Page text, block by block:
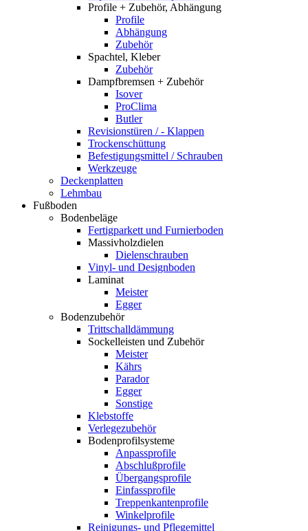
Profile + Zubehör, Abhängung
Profile
Abhängung
Zubehör
Spachtel, Kleber
Zubehör
Dampfbremsen + Zubehör
Isover
ProClima
Butler
Revisionstüren / - Klappen
Trockenschüttung
Befestigungsmittel / Schrauben
Werkzeuge
Deckenplatten
Lehmbau
Fußboden
Bodenbeläge
Fertigparkett und Furnierboden
Massivholzdielen
Dielenschrauben
Vinyl- und Designboden
Laminat
Meister
Egger
Bodenzubehör
Trittschalldämmung
Sockelleisten und Zubehör
Meister
Kährs
Parador
Egger
Sonstige
Klebstoffe
Verlegezubehör
Bodenprofilsysteme
Anpassprofile
Abschlußprofile
Übergangsprofile
Einfassprofile
Treppenkantenprofile
Winkelprofile
Reinigungs- und Pflegemittel